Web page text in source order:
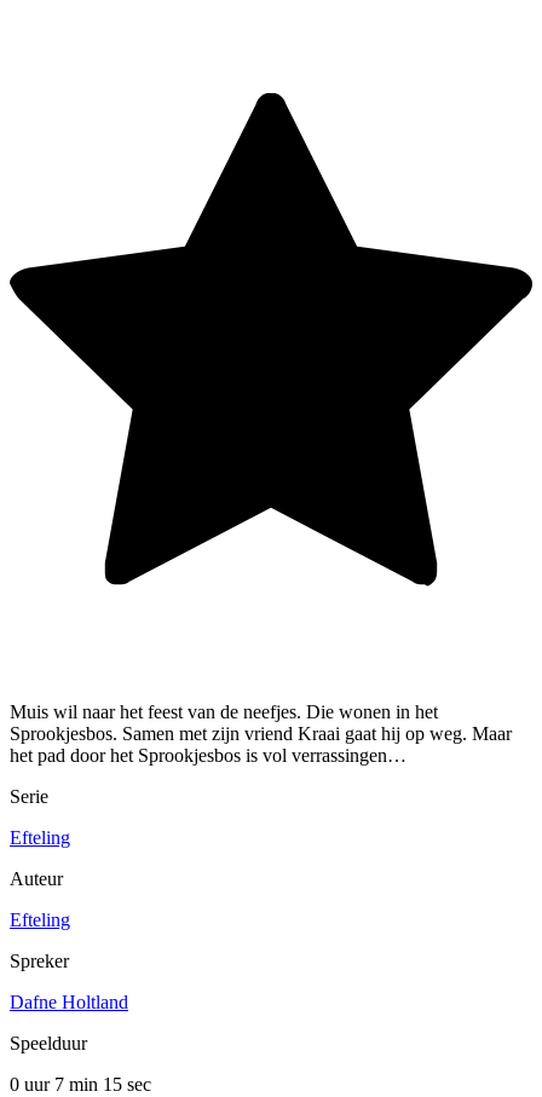
Muis wil naar het feest van de neefjes. Die wonen in het
Sprookjesbos. Samen met zijn vriend Kraai gaat hij op weg. Maar
het pad door het Sprookjesbos is vol verrassingen…
Serie
Efteling
Auteur
Efteling
Spreker
Dafne Holtland
Speelduur
0 uur 7 min 15 sec